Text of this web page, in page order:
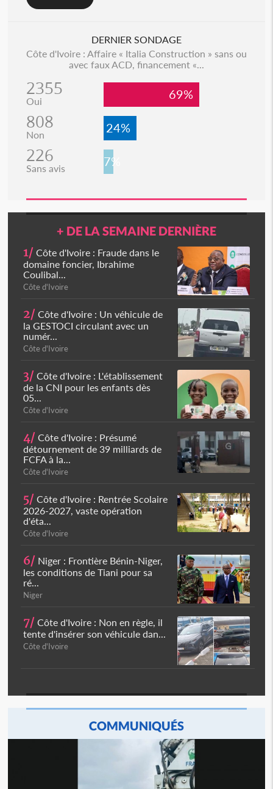
DERNIER SONDAGE
Côte d'Ivoire : Affaire « Italia Construction » sans ou
avec faux ACD, financement «...
2355
Oui 69%
808
Non 24%
226
Sans avis 7%
+ DE LA SEMAINE DERNIÈRE
1/ Côte d'Ivoire : Fraude dans le
domaine foncier, Ibrahime
Coulibal...
Côte d'Ivoire
2/ Côte d'Ivoire : Un véhicule de
la GESTOCI circulant avec un
numér...
Côte d'Ivoire
3/ Côte d'Ivoire : L'établissement
de la CNI pour les enfants dès
05...
Côte d'Ivoire
4/ Côte d'Ivoire : Présumé
détournement de 39 milliards de
FCFA à la...
Côte d'Ivoire
5/ Côte d'Ivoire : Rentrée Scolaire
2026-2027, vaste opération
d'éta...
Côte d'Ivoire
6/ Niger : Frontière Bénin-Niger,
les conditions de Tiani pour sa
ré...
Niger
7/ Côte d'Ivoire : Non en règle, il
tente d'insérer son véhicule dan...
Côte d'Ivoire
COMMUNIQUÉS